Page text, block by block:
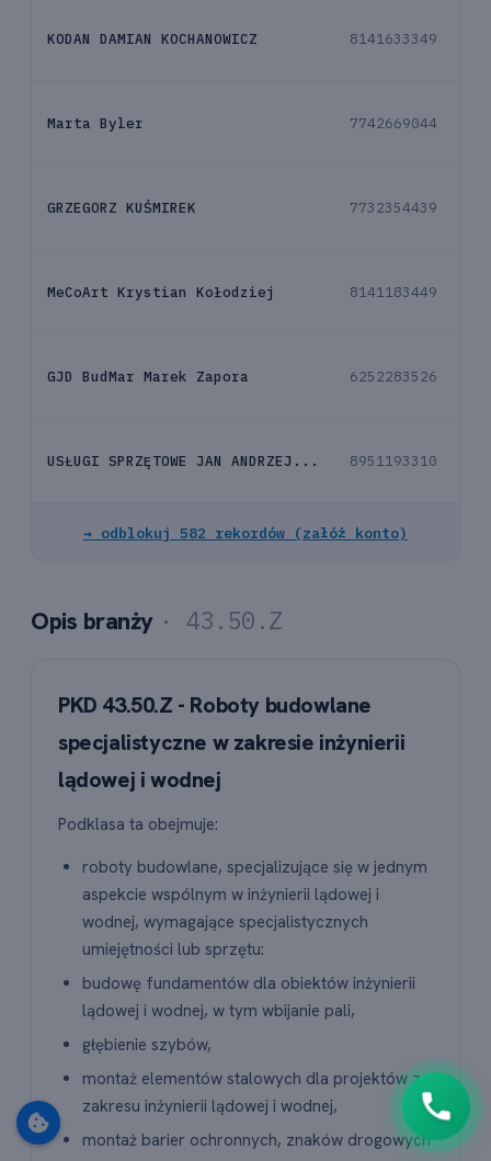
KODAN DAMIAN KOCHANOWICZ 8141633349
Marta Byler 7742669044
GRZEGORZ KUŚMIREK 7732354439
MeCoArt Krystian Kołodziej 8141183449
GJD BudMar Marek Zapora 6252283526
USŁUGI SPRZĘTOWE JAN ANDRZEJ... 8951193310
→ odblokuj 582 rekordów (załóż konto)
Opis branży · 43.50.Z
PKD 43.50.Z - Roboty budowlane
specjalistyczne w zakresie inżynierii
lądowej i wodnej
Podklasa ta obejmuje:
roboty budowlane, specjalizujące się w jednym
aspekcie wspólnym w inżynierii lądowej i
wodnej, wymagające specjalistycznych
umiejętności lub sprzętu:
budowę fundamentów dla obiektów inżynierii
lądowej i wodnej, w tym wbijanie pali,
głębienie szybów,
montaż elementów stalowych dla projektów z
zakresu inżynierii lądowej i wodnej,
montaż barier ochronnych, znaków drogowych
Oddzwoń do mnie
kontakt pod podanym numerem.
Możesz w każdej chwili zrezygnować lub